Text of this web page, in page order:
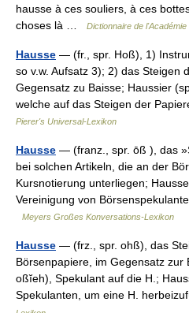
hausse à ces souliers, à ces
choses là …
Dictionnaire de
Hausse — (fr., spr. Hoß), 1)
so v.w. Aufsatz 3); 2) das Steigen
Gegensatz zu Baisse; Haussier
welche auf das Steigen der
Pierer's Universal-Lexikon
Hausse — (franz., spr. ōß ), das
bei solchen Artikeln, die an der
Kursnotierung unterliegen;
Vereinigung von
Meyers Großes Konversations-Lexikon
Hausse — (frz., spr. ohß), das
Börsenpapiere, im Gegensatz zur
oßĭeh), Spekulant auf die H.;
Spekulanten, um eine H.